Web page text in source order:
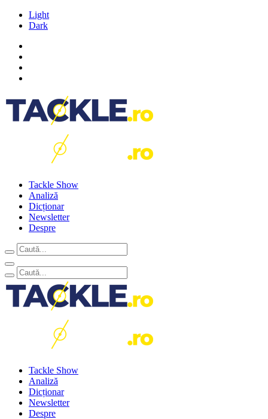
Light
Dark
Tackle Show
Analiză
Dicționar
Newsletter
Despre
Tackle Show
Analiză
Dicționar
Newsletter
Despre